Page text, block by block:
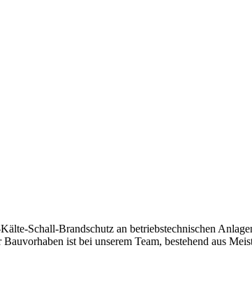
Schall-Brandschutz an betriebstechnischen
ist bei unserem Team, bestehend aus